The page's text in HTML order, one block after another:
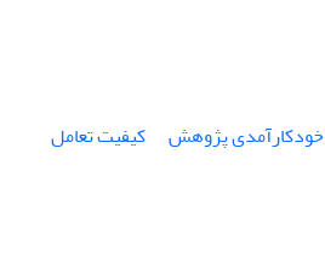
خودکارآمدی پژوهش
کیفیت تعامل